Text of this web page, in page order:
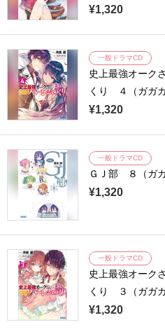
¥1,320
一般ドラマCD
史上最強オーク
くり ４（ガガガ
¥1,320
一般ドラマCD
ＧＪ部 ８（ガガ
¥1,320
一般ドラマCD
史上最強オーク
くり ３（ガガガ
¥1,320